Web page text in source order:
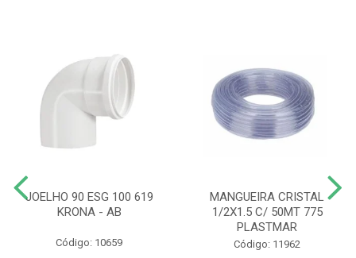
JOELHO 90 ESG 100 619
KRONA - AB
Código: 10659
MANGUEIRA CRISTAL
1/2X1.5 C/ 50MT 775
PLASTMAR
Código: 11962